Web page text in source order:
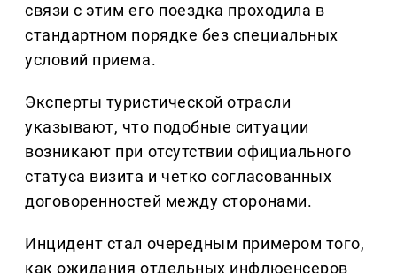
связи с этим его поездка проходила в
стандартном порядке без специальных
условий приема.
Эксперты туристической отрасли
указывают, что подобные ситуации
возникают при отсутствии официального
статуса визита и четко согласованных
договоренностей между сторонами.
Инцидент стал очередным примером того,
как ожидания отдельных инфлюенсеров